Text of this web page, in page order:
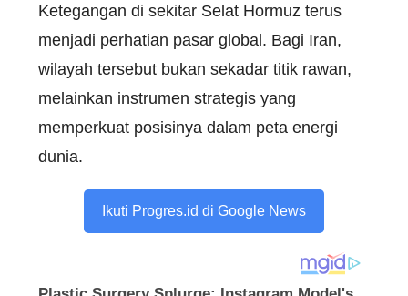
Ketegangan di sekitar Selat Hormuz terus
menjadi perhatian pasar global. Bagi Iran,
wilayah tersebut bukan sekadar titik rawan,
melainkan instrumen strategis yang
memperkuat posisinya dalam peta energi
dunia.
Ikuti Progres.id di Google News